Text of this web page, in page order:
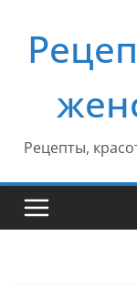
содержимому
Рецепты,